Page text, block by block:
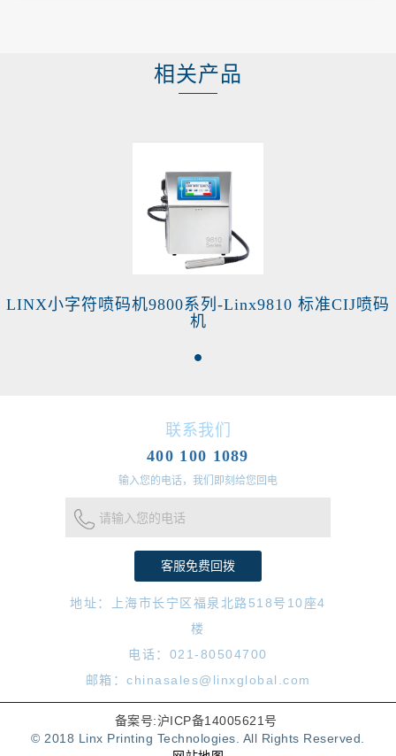
相关产品
LINX小字符喷码机9800系列-Linx9810 标准CIJ喷码
机
联系我们
400 100 1089
输入您的电话，我们即刻给您回电
请输入您的电话
地址：上海市长宁区福泉北路518号10座4
楼
电话：021-80504700
邮箱：chinasales@linxglobal.com
备案号:沪ICP备14005621号
© 2018 Linx Printing Technologies. All Rights Reserved.